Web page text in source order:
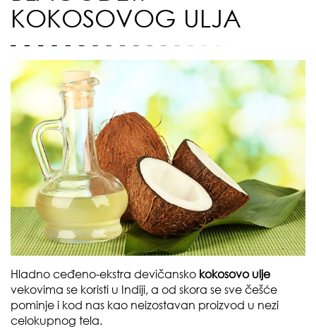
KOKOSOVOG ULJA
Hladno ceđeno-ekstra devičansko kokosovo ulje
vekovima se koristi u Indiji, a od skora se sve češće
pominje i kod nas kao neizostavan proizvod u nezi
celokupnog tela.